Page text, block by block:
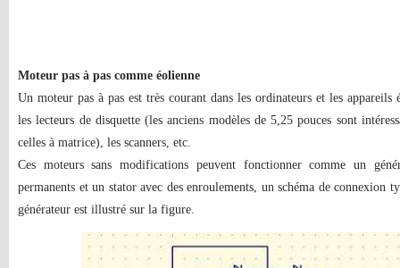
Moteur pas à pas comme éolienne
Un moteur pas à pas est très courant dans les ordinateurs et les appareils
les lecteurs de disquette (les anciens modèles de 5,25 pouces sont
celles à matrice), les scanners, etc.
Ces moteurs sans modifications peuvent fonctionner comme un
permanents et un stator avec des enroulements, un schéma de connexion
générateur est illustré sur la figure.